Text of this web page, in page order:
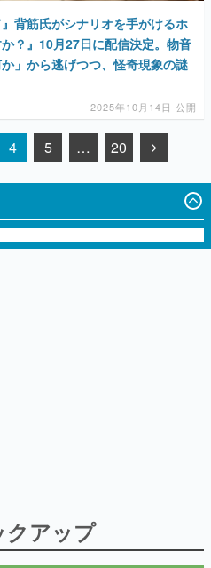
背筋氏がシナリオを手がけるホ
？』10月27日に配信決定。物音
」から逃げつつ、怪奇現象の謎
2025年10月14日 公開
4 5 … 20
クアップ